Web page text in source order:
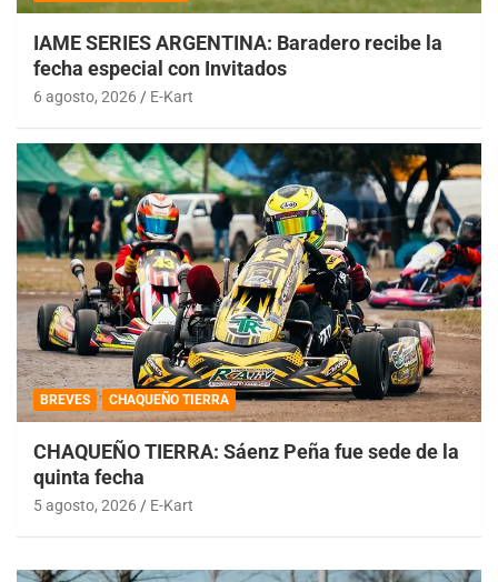
IAME SERIES ARGENTINA: Baradero recibe la
fecha especial con Invitados
6 agosto, 2026 E-Kart
BREVES CHAQUEÑO TIERRA
CHAQUEÑO TIERRA: Sáenz Peña fue sede de la
quinta fecha
5 agosto, 2026 E-Kart